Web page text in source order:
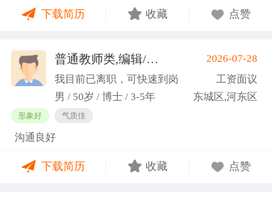
上传，毕业生信息核对，以及协助图书馆老师与学生
沟通举办各种活动。 （3）组织管理能力强，在读期
一百余人，并组织每天口语晨读活动，同时不定期举
办各种社团内部活动，如迎新、英语角等。
路与良好的问题处理意识。 拥有较强的团队协作与跨
稳步成长并创造价值。
下载简历 收藏 点赞
普通教师类,编辑/出版/印刷 (刘先生)
2026-07-28
我目前已离职，可快速到岗
工资面议
男 / 50岁 / 博士 / 3-5年
东城区,河东区
形象好 气质佳
沟通良好
下载简历 收藏 点赞